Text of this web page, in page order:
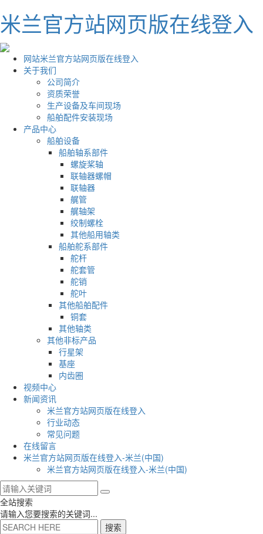
米兰官方站网页版在线登入
网站米兰官方站网页版在线登入
关于我们
公司简介
资质荣誉
生产设备及车间现场
船舶配件安装现场
产品中心
船舶设备
船舶轴系部件
螺旋桨轴
联轴器螺帽
联轴器
艉管
艉轴架
绞制螺栓
其他船用轴类
船舶舵系部件
舵杆
舵套管
舵销
舵叶
其他船舶配件
铜套
其他轴类
其他非标产品
行星架
基座
内齿圈
视频中心
新闻资讯
米兰官方站网页版在线登入
行业动态
常见问题
在线留言
米兰官方站网页版在线登入-米兰(中国)
米兰官方站网页版在线登入-米兰(中国)
全站搜索
请输入您要搜索的关键词...
搜索